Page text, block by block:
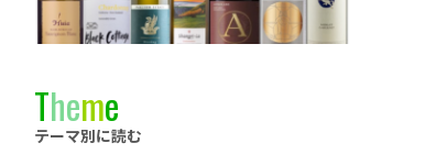
Theme
テーマ別に読む